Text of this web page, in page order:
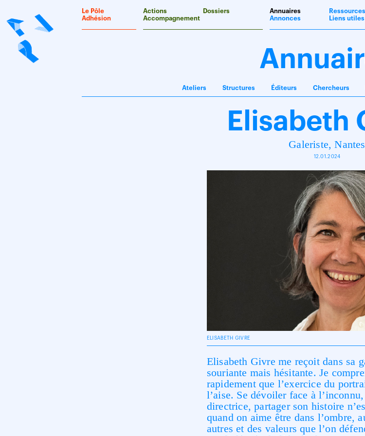
Le Pôle
Adhésion
Actions
Accompagnement
Dossiers
Annuaires
Annonces
Ressources
Liens utiles
Ateliers Structures Éditeurs Chercheurs
Elisabeth
Galeriste, Nantes
12.01.2024
ELISABETH GIVRE
Elisabeth Givre me reçoit dans sa
souriante mais hésitante. Je
rapidement que l’exercice du
l’aise. Se dévoiler face à
directrice, partager son histoire
quand on aime être dans l’ombre,
autres et des valeurs que l’on